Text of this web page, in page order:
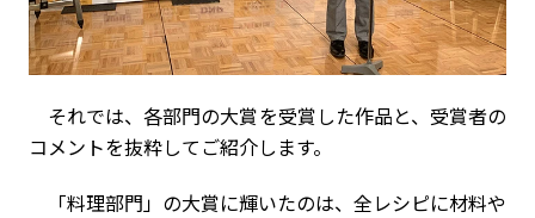
それでは、各部門の大賞を受賞した作品と、受賞者の
コメントを抜粋してご紹介します。
「料理部門」の大賞に輝いたのは、全レシピに材料や